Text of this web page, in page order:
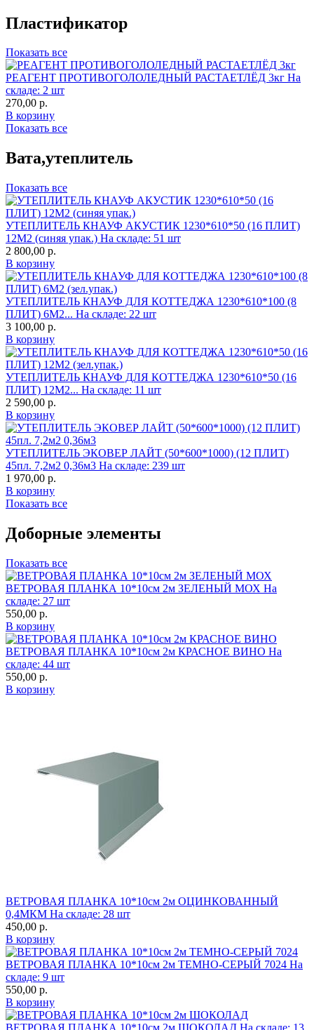
Пластификатор
Показать все
РЕАГЕНТ ПРОТИВОГОЛОЛЕДНЫЙ РАСТАЕТЛЁД 3кг На
складе: 2 шт
270,00 р.
В корзину
Показать все
Вата,утеплитель
Показать все
УТЕПЛИТЕЛЬ КНАУФ АКУСТИК 1230*610*50 (16 ПЛИТ)
12М2 (синяя упак.) На складе: 51 шт
2 800,00 р.
В корзину
УТЕПЛИТЕЛЬ КНАУФ ДЛЯ КОТТЕДЖА 1230*610*100 (8
ПЛИТ) 6М2... На складе: 22 шт
3 100,00 р.
В корзину
УТЕПЛИТЕЛЬ КНАУФ ДЛЯ КОТТЕДЖА 1230*610*50 (16
ПЛИТ) 12М2... На складе: 11 шт
2 590,00 р.
В корзину
УТЕПЛИТЕЛЬ ЭКОВЕР ЛАЙТ (50*600*1000) (12 ПЛИТ)
45пл. 7,2м2 0,36м3 На складе: 239 шт
1 970,00 р.
В корзину
Показать все
Доборные элементы
Показать все
ВЕТРОВАЯ ПЛАНКА 10*10см 2м ЗЕЛЕНЫЙ МОХ На
складе: 27 шт
550,00 р.
В корзину
ВЕТРОВАЯ ПЛАНКА 10*10см 2м КРАСНОЕ ВИНО На
складе: 44 шт
550,00 р.
В корзину
ВЕТРОВАЯ ПЛАНКА 10*10см 2м ОЦИНКОВАННЫЙ
0,4МКМ На складе: 28 шт
450,00 р.
В корзину
ВЕТРОВАЯ ПЛАНКА 10*10см 2м ТЕМНО-СЕРЫЙ 7024 На
складе: 9 шт
550,00 р.
В корзину
ВЕТРОВАЯ ПЛАНКА 10*10см 2м ШОКОЛАД На складе: 13